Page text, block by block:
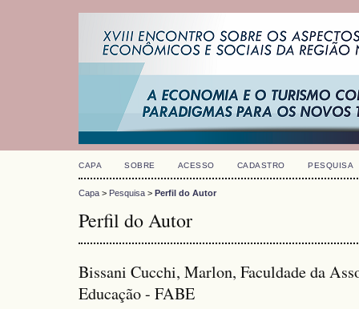
CAPA SOBRE ACESSO CADASTRO PESQUISA
Capa > Pesquisa > Perfil do Autor
Perfil do Autor
Bissani Cucchi, Marlon, Faculdade da
Educação - FABE